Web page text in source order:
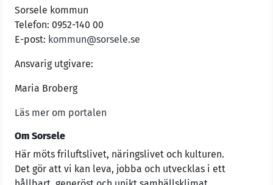
Sorsele kommun
Telefon: 0952-140 00
E-post: kommun@sorsele.se
Ansvarig utgivare:
Maria Broberg
Läs mer om portalen
Om Sorsele
Här möts friluftslivet, näringslivet och kulturen.
Det gör att vi kan leva, jobba och utvecklas i ett